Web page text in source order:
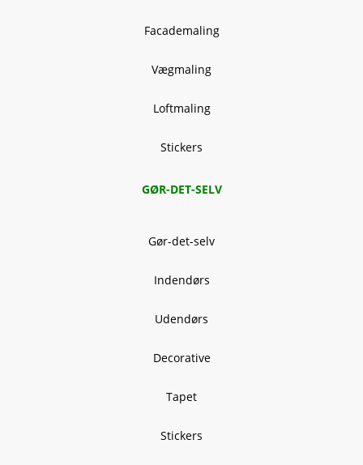
Facademaling
Vægmaling
Loftmaling
Stickers
GØR-DET-SELV
Gør-det-selv
Indendørs
Udendørs
Decorative
Tapet
Stickers